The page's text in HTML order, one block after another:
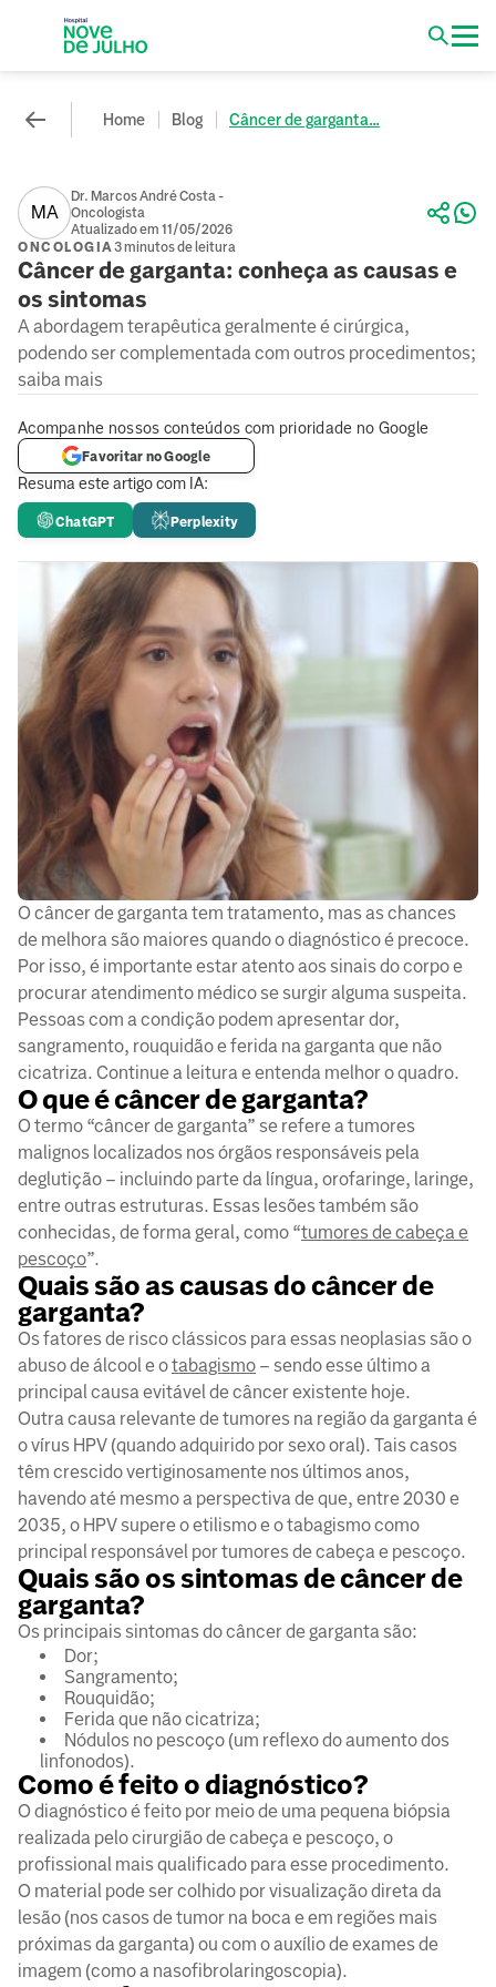
Home Blog Câncer de garganta...
MA
Dr. Marcos André Costa -
Oncologista
Atualizado em 11/05/2026
ONCOLOGIA3 minutos de leitura
Câncer de garganta: conheça as causas e
os sintomas
A abordagem terapêutica geralmente é cirúrgica,
podendo ser complementada com outros procedimentos;
saiba mais
Resuma este artigo com IA:
ChatGPT Perplexity
Acompanhe nossos conteúdos com prioridade no Google
Favoritar no Google
O câncer de garganta tem tratamento, mas as chances
de melhora são maiores quando o diagnóstico é precoce.
Por isso, é importante estar atento aos sinais do corpo e
procurar atendimento médico se surgir alguma suspeita.
Pessoas com a condição podem apresentar dor,
sangramento, rouquidão e ferida na garganta que não
cicatriza. Continue a leitura e entenda melhor o quadro.
O que é câncer de garganta?
O termo “câncer de garganta” se refere a tumores
malignos localizados nos órgãos responsáveis pela
deglutição – incluindo parte da língua, orofaringe, laringe,
entre outras estruturas. Essas lesões também são
conhecidas, de forma geral, como “tumores de cabeça e
pescoço”.
Quais são as causas do câncer de
garganta?
Os fatores de risco clássicos para essas neoplasias são o
abuso de álcool e otabagismo – sendo esse último a
principal causa evitável de câncer existente hoje.
Outra causa relevante de tumores na região da garganta é
o vírus HPV (quando adquirido por sexo oral). Tais casos
têm crescido vertiginosamente nos últimos anos,
havendo até mesmo a perspectiva de que, entre 2030 e
2035, o HPV supere o etilismo e o tabagismo como
principal responsável por tumores de cabeça e pescoço.
Quais são os sintomas de câncer de
garganta?
Os principais sintomas do câncer de garganta são:
Dor;
Sangramento;
Rouquidão;
Ferida que não cicatriza;
Nódulos no pescoço (um reflexo do aumento dos
linfonodos).
Como é feito o diagnóstico?
O diagnóstico é feito por meio de uma pequena biópsia
realizada pelo cirurgião de cabeça e pescoço, o
profissional mais qualificado para esse procedimento.
O material pode ser colhido por visualização direta da
lesão (nos casos de tumor na boca e em regiões mais
próximas da garganta) ou com o auxílio de exames de
imagem (como a nasofibrolaringoscopia).